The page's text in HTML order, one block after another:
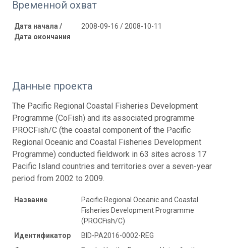
Временной охват
Дата начала /
Дата окончания
2008-09-16 / 2008-10-11
Данные проекта
The Pacific Regional Coastal Fisheries Development
Programme (CoFish) and its associated programme
PROCFish/C (the coastal component of the Pacific
Regional Oceanic and Coastal Fisheries Development
Programme) conducted fieldwork in 63 sites across 17
Pacific Island countries and territories over a seven-year
period from 2002 to 2009.
Название
Pacific Regional Oceanic and Coastal
Fisheries Development Programme
(PROCFish/C)
Идентификатор
BID-PA2016-0002-REG